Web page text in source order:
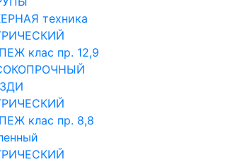
техника
клас пр. 12,9
клас пр. 8,8